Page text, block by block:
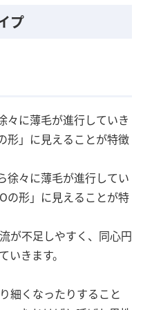
プ
々に薄毛が進行していき
形」に見えることが特徴
徐々に薄毛が進行してい
の形」に見えることが特
が不足しやすく、同心円
きます。
細くなったりすること